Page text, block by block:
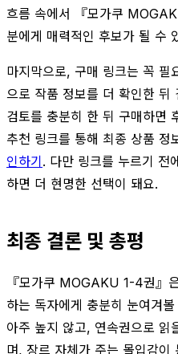
흐름 속에서 『모가쿠
분에게 매력적인 후보가 될 수
마지막으로, 구매 링크는 꼭 필
으로 작품 정보를 더 확인한 뒤
검토를 충분히 한 뒤 구매하면
추천 링크를 통해 최종 상품 정
인하기. 다만 링크를 누르기 전
하면 더 현명한 선택이 돼요.
최종 결론 및 총평
『모가쿠 MOGAKU 1-4권』
하는 독자에게 충분히 눈여겨
아주 높지 않고, 연속권으로 읽
며, 장르 자체가 주는 몰입감이